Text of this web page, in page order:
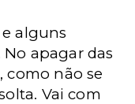
alguns
apagar das
como não se
Vai com